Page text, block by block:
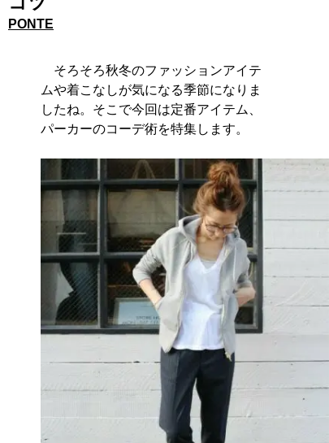
PONTE
そろそろ秋冬のファッションアイテ
ムや着こなしが気になる季節になりま
したね。そこで今回は定番アイテム、
パーカーのコーデ術を特集します。